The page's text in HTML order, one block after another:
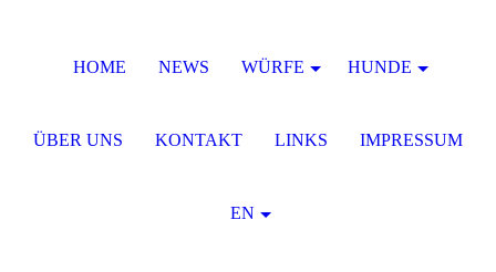
HOME NEWS WÜRFE HUNDE
ÜBER UNS KONTAKT LINKS IMPRESSUM
EN